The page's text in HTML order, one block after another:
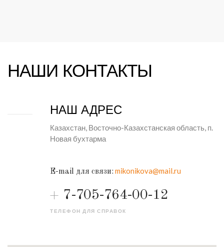
НАШИ КОНТАКТЫ
НАШ АДРЕС
Казахстан, Восточно-Казахстанская область, п.
Новая бухтарма
E-mail для связи: mikonikova@mail.ru
7-705-764-00-12
ТЕЛЕФОН ДЛЯ СПРАВОК